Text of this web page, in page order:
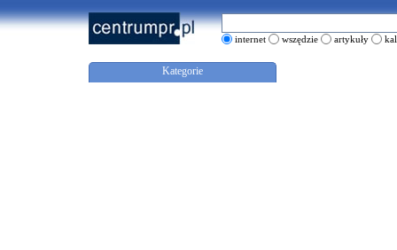
internet wszędzie artykuły
Kategorie